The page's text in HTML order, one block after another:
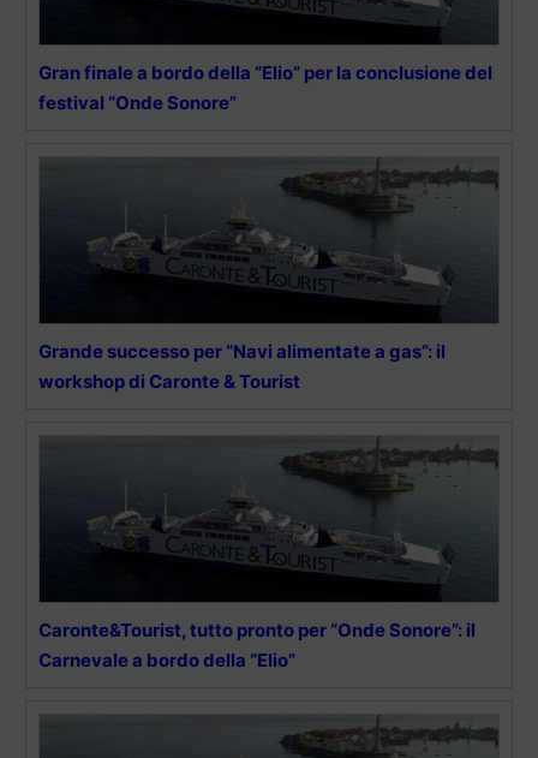
Gran finale a bordo della “Elio” per la conclusione del
festival “Onde Sonore”
Grande successo per “Navi alimentate a gas”: il
workshop di Caronte & Tourist
Caronte&Tourist, tutto pronto per “Onde Sonore”: il
Carnevale a bordo della “Elio”